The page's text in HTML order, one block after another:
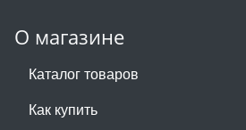
О магазине
Каталог товаров
Как купить